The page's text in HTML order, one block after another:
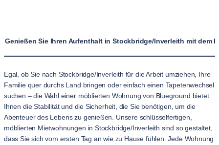
Genießen Sie Ihren Aufenthalt in Stockbridge/Inverleith mit dem
Egal, ob Sie nach Stockbridge/Inverleith für die Arbeit umziehen, Ihre
Familie quer durchs Land bringen oder einfach einen Tapetenwechsel
suchen – die Wahl einer möblierten Wohnung von Blueground bietet
Ihnen die Stabilität und die Sicherheit, die Sie benötigen, um die
Abenteuer des Lebens zu genießen. Unsere schlüsselfertigen,
möblierten Mietwohnungen in Stockbridge/Inverleith sind so gestaltet,
dass Sie sich vom ersten Tag an wie zu Hause fühlen. Jede Wohnung